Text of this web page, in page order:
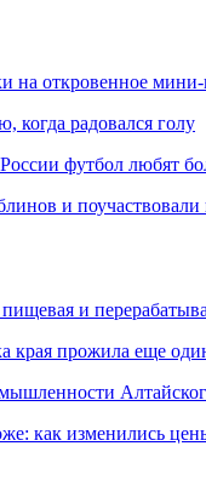
на откровенное
когда радовался голу
футбол любят
и
и
края прожила еще
как изменились